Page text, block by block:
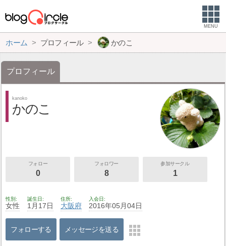
MENU
ホーム プロフィール かのこ
プロフィール
kanoko
かのこ
フォロー
0
フォロワー
8
参加サークル
1
性別
女性
誕生日
1月17日
住所
大阪府
入会日
2016年05月04日
フォローする メッセージを送る